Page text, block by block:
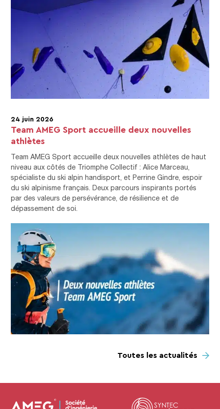
24 juin 2026
Team AMEG Sport accueille deux nouvelles
athlètes
Team AMEG Sport accueille deux nouvelles athlètes de haut
niveau aux côtés de Triomphe Collectif : Alice Marceau,
spécialiste du ski alpin handisport, et Perrine Gindre, espoir
du ski alpinisme français. Deux parcours inspirants portés
par des valeurs de persévérance, de résilience et de
dépassement de soi.
Toutes les actualités